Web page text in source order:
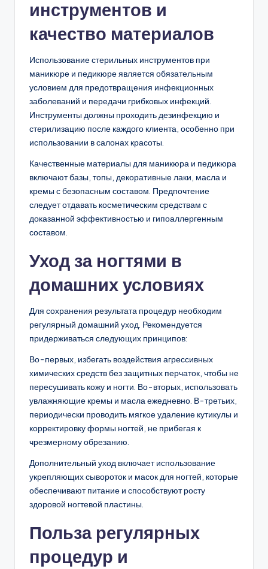
инструментов и
качество материалов
Использование стерильных инструментов при
маникюре и педикюре является обязательным
условием для предотвращения инфекционных
заболеваний и передачи грибковых инфекций.
Инструменты должны проходить дезинфекцию и
стерилизацию после каждого клиента, особенно при
использовании в салонах красоты.
Качественные материалы для маникюра и педикюра
включают базы, топы, декоративные лаки, масла и
кремы с безопасным составом. Предпочтение
следует отдавать косметическим средствам с
доказанной эффективностью и гипоаллергенным
составом.
Уход за ногтями в
домашних условиях
Для сохранения результата процедур необходим
регулярный домашний уход. Рекомендуется
придерживаться следующих принципов:
Во-первых, избегать воздействия агрессивных
химических средств без защитных перчаток, чтобы не
пересушивать кожу и ногти. Во-вторых, использовать
увлажняющие кремы и масла ежедневно. В-третьих,
периодически проводить мягкое удаление кутикулы и
корректировку формы ногтей, не прибегая к
чрезмерному обрезанию.
Дополнительный уход включает использование
укрепляющих сывороток и масок для ногтей, которые
обеспечивают питание и способствуют росту
здоровой ногтевой пластины.
Польза регулярных
процедур и